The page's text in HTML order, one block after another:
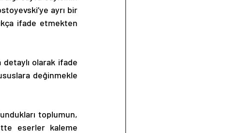
ayrı bir
ifade etmekten
değinmekle
eserler kaleme